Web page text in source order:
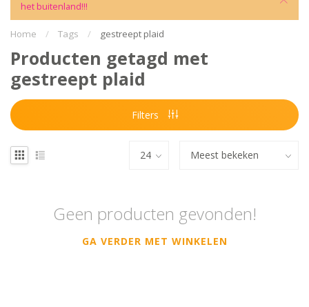
het buitenland!!!
Home / Tags / gestreept plaid
Producten getagd met
gestreept plaid
Filters
Geen producten gevonden!
GA VERDER MET WINKELEN